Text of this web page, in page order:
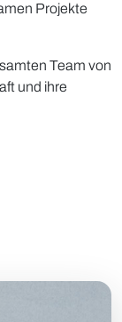
Projekte
Team von
und ihre